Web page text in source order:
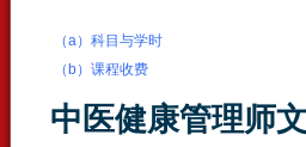
（a）科目与学时
（b）课程收费
中医健康管理师